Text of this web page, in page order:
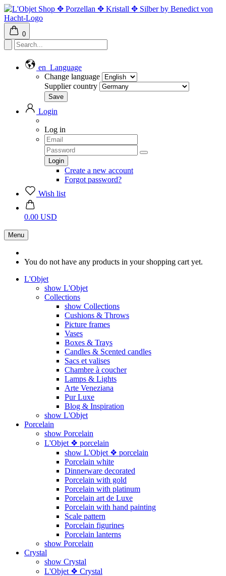
0
en Language
Change language
Supplier country
Login
Log in
Create a new account
Forgot password?
Wish list
0.00 USD
Menu
You do not have any products in your shopping cart yet.
L'Objet
show L'Objet
Collections
show Collections
Cushions & Throws
Picture frames
Vases
Boxes & Trays
Candles & Scented candles
Sacs et valises
Chambre à coucher
Lamps & Lights
Arte Veneziana
Pur Luxe
Blog & Inspiration
show L'Objet
Porcelain
show Porcelain
L'Objet ❖ porcelain
show L'Objet ❖ porcelain
Porcelain white
Dinnerware decorated
Porcelain with gold
Porcelain with platinum
Porcelain art de Luxe
Porcelain with hand painting
Scale pattern
Porcelain figurines
Porcelain lanterns
show Porcelain
Crystal
show Crystal
L'Objet ❖ Crystal